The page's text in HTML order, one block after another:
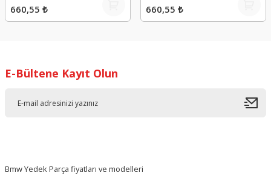
660,55 ₺ 660,55 ₺
E-Bültene Kayıt Olun
Bmw Yedek Parça fiyatları ve modelleri